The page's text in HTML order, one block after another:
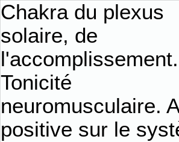
Chakra du plexus
solaire, de
l'accomplissement.
Tonicité
neuromusculaire.
positive sur le